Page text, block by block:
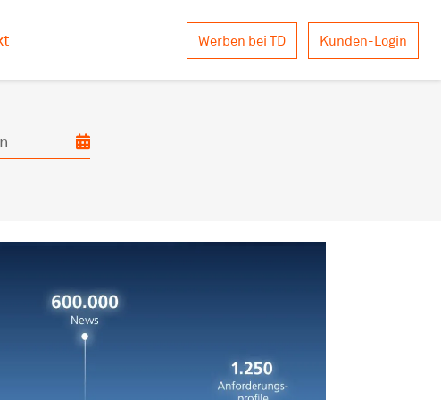
Werben bei TD Kunden-Login